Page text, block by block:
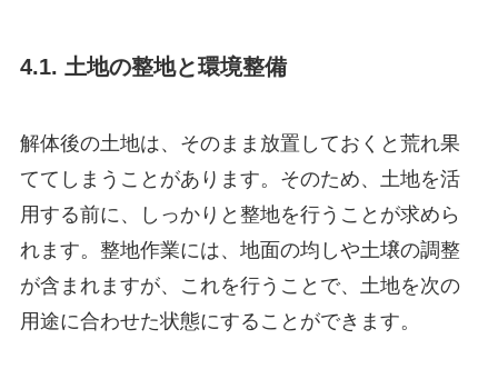
4.1. 土地の整地と環境整備
解体後の土地は、そのまま放置しておくと荒れ果
ててしまうことがあります。そのため、土地を活
用する前に、しっかりと整地を行うことが求めら
れます。整地作業には、地面の均しや土壌の調整
が含まれますが、これを行うことで、土地を次の
用途に合わせた状態にすることができます。